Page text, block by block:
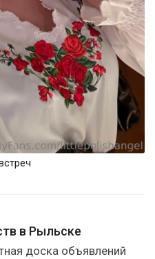
в Рыльске
доска объявлений